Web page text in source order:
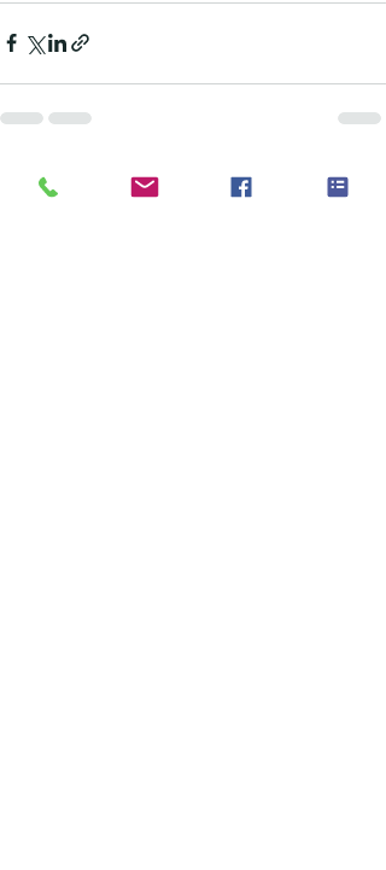
Aktuelle Beiträge Alle ansehen